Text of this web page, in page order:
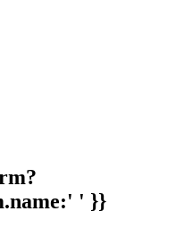
' }}